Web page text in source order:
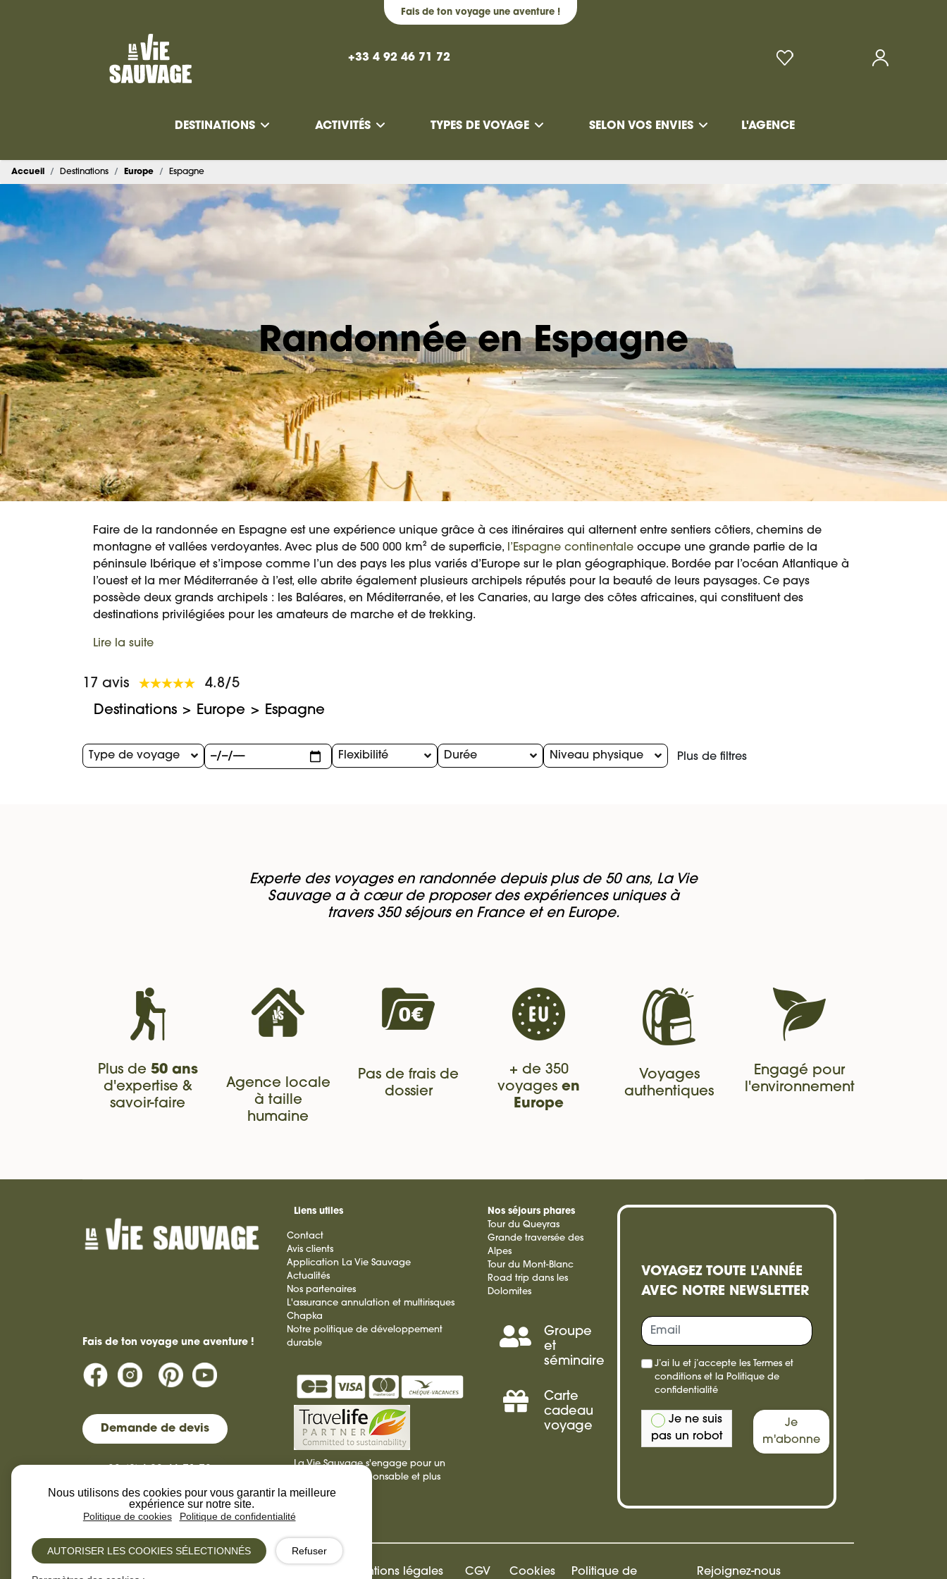
Nous utilisons des cookies pour vous garantir la meilleure
expérience sur notre site.
Politique de cookies Politique de confidentialité
AUTORISER LES COOKIES SÉLECTIONNÉS Refuser
Fais de ton voyage une aventure !
DESTINATIONS ACTIVITÉS TYPES DE VOYAGE SELON VOS ENVIES L'AGENCE
+33 4 92 46 71 72
Accueil Destinations Europe Espagne
Randonnée en Espagne
Faire de la randonnée en Espagne est une expérience unique grâce à ces itinéraires qui alternent entre sentiers côtiers, chemins de
montagne et vallées verdoyantes. Avec plus de 500 000 km² de superficie,
l’Espagne continentale occupe une grande partie de la
péninsule Ibérique et s’impose comme l’un des pays les plus variés d’Europe sur le plan géographique. Bordée par l’océan Atlantique à
l’ouest et la mer Méditerranée à l’est, elle abrite également plusieurs archipels réputés pour la beauté de leurs paysages. Ce pays
possède deux grands archipels : les Baléares, en Méditerranée, et les Canaries, au large des côtes africaines, qui constituent des
destinations privilégiées pour les amateurs de marche et de trekking.
Lire la suite
17 avis
4.8/5
Destinations
Europe Espagne
Type de voyage Flexibilité Durée Niveau physique Plus de filtres
Experte des voyages en randonnée depuis plus de 50 ans, La Vie
Sauvage a à cœur de proposer des expériences uniques à
travers 350 séjours en France et en Europe.
Plus de 50 ans
d'expertise &
savoir-faire
Agence locale
à taille
humaine
Pas de frais de
dossier
+ de 350
voyages en
Europe
Voyages
authentiques
Engagé pour
l'environnement
Fais de ton voyage une aventure !
Demande de devis
contact@laviesauvage-rando.com
Liens utiles
Contact
Avis clients
Application La Vie Sauvage
Actualités
Nos partenaires
L'assurance annulation et multirisques
Chapka
Notre politique de développement
durable
La Vie Sauvage s'engage pour un
tourisme plus responsable et plus
durable
Nos séjours phares
Tour du Queyras
Grande traversée des
Alpes
Tour du Mont-Blanc
Road trip dans les
Dolomites
Groupe
et
séminaire
Séminaire,
Incentive
Carte
cadeau
voyage
Offrir
VOYAGEZ TOUTE L'ANNÉE
AVEC NOTRE NEWSLETTER
J’ai lu et j’accepte les
Termes et
conditions et la Politique de
confidentialité
Je ne suis
pas un robot
Je
m'abonne
Mentions légales CGV Cookies Politique de Rejoignez-nous